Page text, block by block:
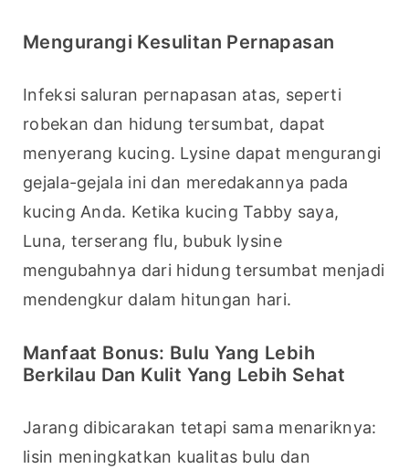
Mengurangi Kesulitan Pernapasan
Infeksi saluran pernapasan atas, seperti
robekan dan hidung tersumbat, dapat
menyerang kucing. Lysine dapat mengurangi
gejala-gejala ini dan meredakannya pada
kucing Anda. Ketika kucing Tabby saya,
Luna, terserang flu, bubuk lysine
mengubahnya dari hidung tersumbat menjadi
mendengkur dalam hitungan hari.
Manfaat Bonus: Bulu Yang Lebih
Berkilau Dan Kulit Yang Lebih Sehat
Jarang dibicarakan tetapi sama menariknya:
lisin meningkatkan kualitas bulu dan